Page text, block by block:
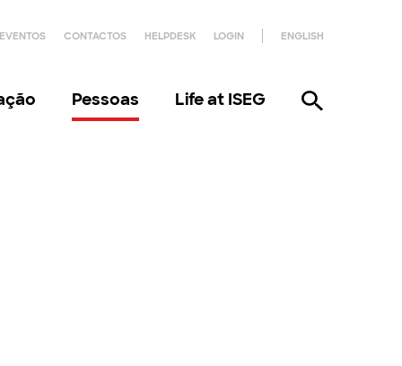
EVENTOS CONTACTOS HELPDESK LOGIN ENGLISH
Pessoas Life at ISEG